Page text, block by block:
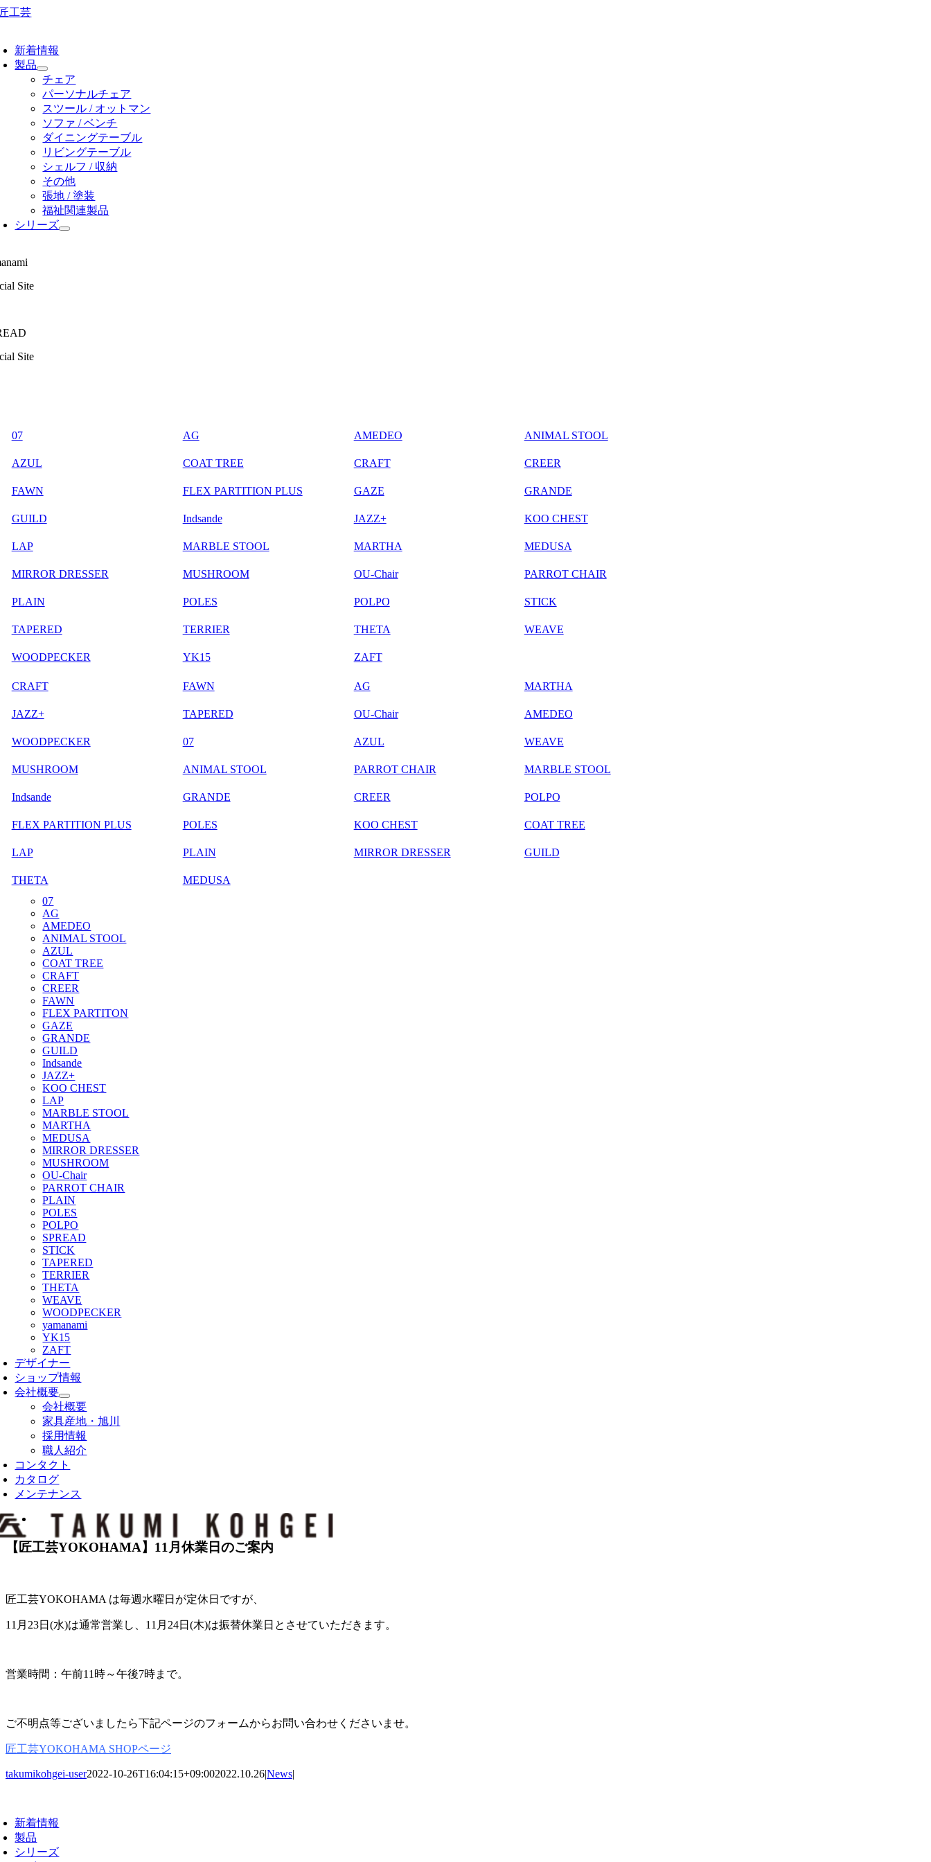
Skip
新着情報
製品
チェア
パーソナルチェア
スツール / オットマン
ソファ / ベンチ
ダイニングテーブル
リビングテーブル
シェルフ / 収納
その他
張地 / 塗装
福祉関連製品
シリーズ
Site
Site
07 AG AMEDEO ANIMAL STOOL
AZUL COAT TREE CRAFT CREER
FAWN FLEX PARTITION PLUS GAZE GRANDE
GUILD Indsande JAZZ+ KOO CHEST
LAP MARBLE STOOL MARTHA MEDUSA
MIRROR DRESSER MUSHROOM OU-Chair PARROT CHAIR
PLAIN POLES POLPO STICK
TAPERED TERRIER THETA WEAVE
WOODPECKER YK15 ZAFT
CRAFT FAWN AG MARTHA
JAZZ+ TAPERED OU-Chair AMEDEO
WOODPECKER 07 AZUL WEAVE
MUSHROOM ANIMAL STOOL PARROT CHAIR MARBLE STOOL
Indsande GRANDE CREER POLPO
FLEX PARTITION PLUS POLES KOO CHEST COAT TREE
LAP PLAIN MIRROR DRESSER GUILD
THETA
MEDUSA
07
AG
AMEDEO
ANIMAL STOOL
AZUL
COAT TREE
CRAFT
CREER
FAWN
FLEX PARTITON
GAZE
GRANDE
GUILD
Indsande
JAZZ+
KOO CHEST
LAP
MARBLE STOOL
MARTHA
MEDUSA
MIRROR DRESSER
MUSHROOM
OU-Chair
PARROT CHAIR
PLAIN
POLES
POLPO
SPREAD
STICK
TAPERED
TERRIER
THETA
WEAVE
WOODPECKER
yamanami
YK15
ZAFT
デザイナー
ショップ情報
会社概要
会社概要
家具産地・旭川
採用情報
職人紹介
コンタクト
カタログ
メンテナンス
View
Image
【匠工芸YOKOHAMA】11月休業日のご案内
匠工芸YOKOHAMA は毎週水曜日が定休日ですが、
11月23日(水)は通常営業し、11月24日(木)は振替休業日とさせていただきます。
営業時間：午前11時～午後7時まで。
ご不明点等ございましたら下記ページのフォームからお問い合わせくださいませ。
匠工芸YOKOHAMA SHOPページ
takumikohgei-user2022-10-26T16:04:15+09:002022.10.26|News|
新着情報
製品
シリーズ